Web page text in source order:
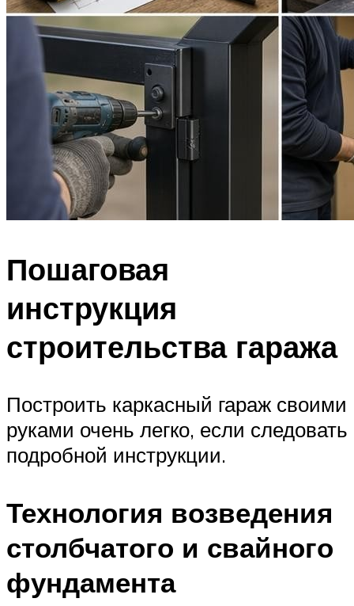
Пошаговая
инструкция
строительства гаража
Построить каркасный гараж своими
руками очень легко, если следовать
подробной инструкции.
Технология возведения
столбчатого и свайного
фундамента